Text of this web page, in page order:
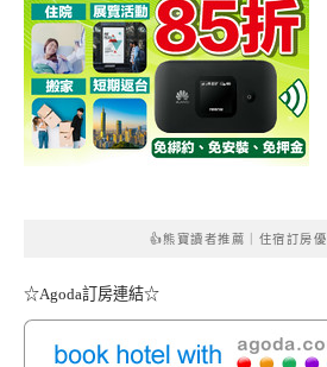
👍熊寶讀者推薦｜住宿訂房
☆Agoda訂房連結☆